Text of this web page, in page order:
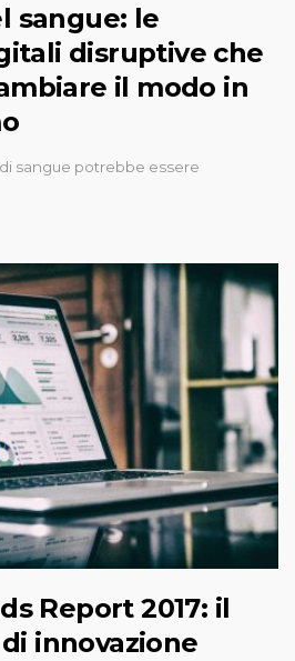
sangue: le
disruptive che
il modo in
sangue potrebbe essere
Report 2017: il
innovazione